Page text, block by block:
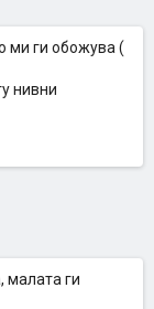
ми ги обожува (
нивни
малата ги